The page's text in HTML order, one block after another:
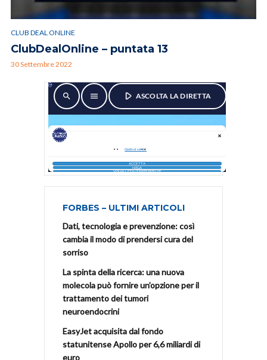
CLUB DEAL ONLINE
ClubDealOnline – puntata 13
30 Settembre 2022
FORBES – ULTIMI ARTICOLI
Dati, tecnologia e prevenzione: così
cambia il modo di prendersi cura del
sorriso
La spinta della ricerca: una nuova
molecola può fornire un’opzione per il
trattamento dei tumori
neuroendocrini
EasyJet acquisita dal fondo
statunitense Apollo per 6,6 miliardi di
euro